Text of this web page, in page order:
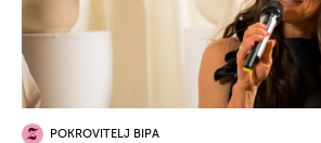
POKROVITELJ BIPA